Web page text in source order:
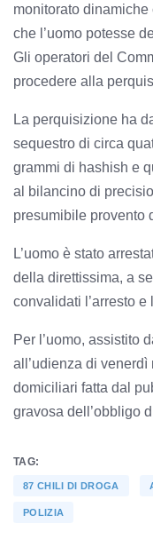
monitorato
che l’uomo potesse
Gli operatori del
procedere alla
La perquisizione ha
sequestro di circa
grammi di hashish e
al bilancino di
presumibile provento
L’uomo è stato
della direttissima, a
convalidati l’arresto
Per l’uomo, assistito
all’udienza di
domiciliari fatta dal
gravosa dell’obbligo
TAG:
87 CHILI DI DROGA
POLIZIA